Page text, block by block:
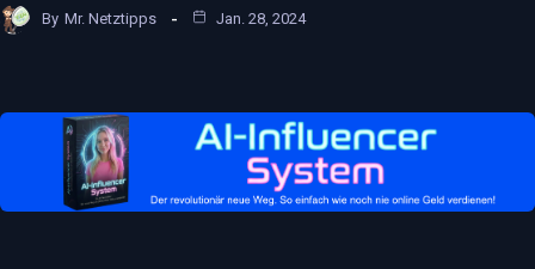
By Mr. Netztipps Jan. 28, 2024